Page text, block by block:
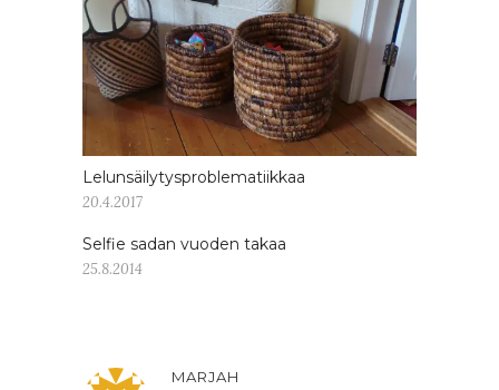
Lelunsäilytysproblematiikkaa
20.4.2017
Selfie sadan vuoden takaa
25.8.2014
MARJAH